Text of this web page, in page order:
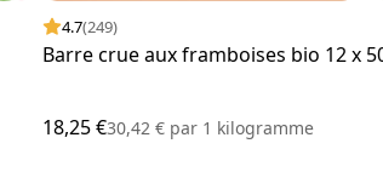
4.7(249)
Barre crue aux framboises bio 12 x
18,25 €30,42 € par 1 kilogramme